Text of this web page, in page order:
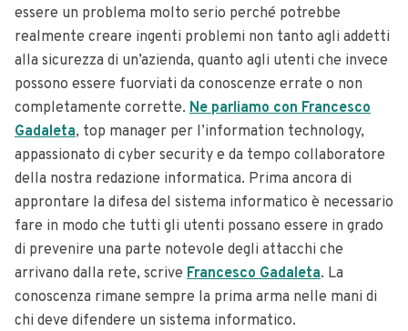
essere un problema molto serio perché potrebbe
realmente creare ingenti problemi non tanto agli addetti
alla sicurezza di un’azienda, quanto agli utenti che invece
possono essere fuorviati da conoscenze errate o non
completamente corrette. Ne parliamo con Francesco
Gadaleta, top manager per l’information technology,
appassionato di cyber security e da tempo collaboratore
della nostra redazione informatica. Prima ancora di
approntare la difesa del sistema informatico è necessario
fare in modo che tutti gli utenti possano essere in grado
di prevenire una parte notevole degli attacchi che
arrivano dalla rete, scrive Francesco Gadaleta. La
conoscenza rimane sempre la prima arma nelle mani di
chi deve difendere un sistema informatico.